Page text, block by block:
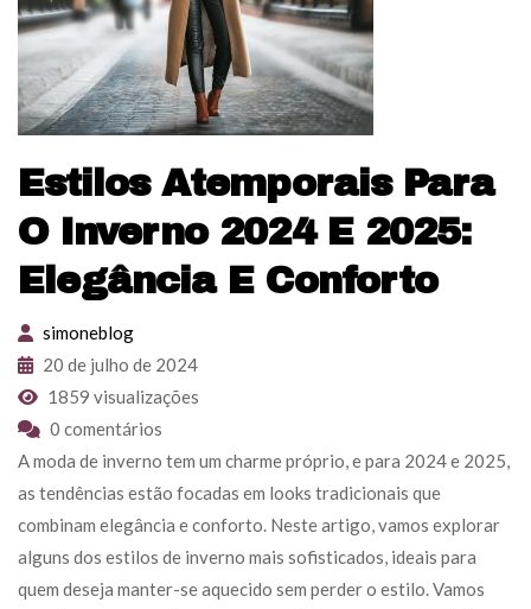
Estilos Atemporais Para
O Inverno 2024 E 2025:
Elegância E Conforto
simoneblog
20 de julho de 2024
1859 visualizações
0 comentários
A moda de inverno tem um charme próprio, e para 2024 e 2025,
as tendências estão focadas em looks tradicionais que
combinam elegância e conforto. Neste artigo, vamos explorar
alguns dos estilos de inverno mais sofisticados, ideais para
quem deseja manter-se aquecido sem perder o estilo. Vamos